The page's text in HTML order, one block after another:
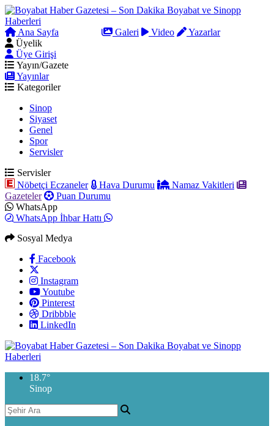
Ana Sayfa Galeri Video
Yazarlar
Üyelik
Üye Girişi
Yayın/Gazete
Yayınlar
Kategoriler
Sinop
Siyaset
Genel
Spor
Servisler
Servisler
Nöbetçi Eczaneler
Hava Durumu
Namaz Vakitleri
Gazeteler
Puan Durumu
WhatsApp
WhatsApp İhbar Hattı
Sosyal Medya
Facebook
Instagram
Youtube
Pinterest
Dribbble
LinkedIn
18.7°
Sinop